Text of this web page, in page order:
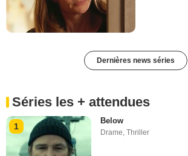
Dernières news séries
Séries les + attendues
1
Below
Drame,Thriller